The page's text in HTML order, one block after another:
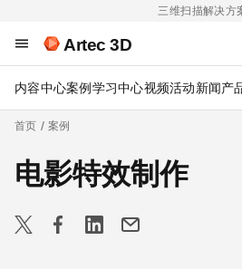
三维扫描解决方
Artec 3D
内容中心案例 学习中心视频活动新闻产
首页 案例
电影特效制作